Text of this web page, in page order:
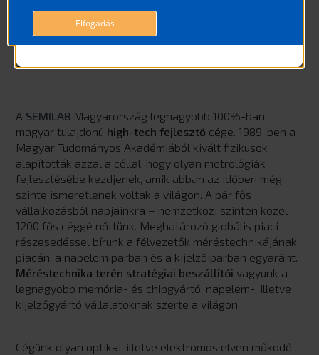
Elfogadás
KIK VAGYUNK?
A SEMILAB Magyarország legnagyobb 100%-ban
magyar tulajdonú high-tech fejlesztő cége. 1989-ben a
Magyar Tudományos Akadémiából kivált fizikusok
alapították azzal a céllal, hogy olyan metrológiák
fejlesztésébe kezdjenek, amik abban az időben még
szinte ismeretlenek voltak a világon. A pár fős
vállalkozásból napjainkra – nemzetközi szinten közel
1200 fős céggé nőttünk. Meghatározó globális piaci
részesedéssel bírunk a félvezetők méréstechnikájának
piacán, a napelemiparban és a kijelzőiparban egyaránt.
Méréstechnika terén stratégiai beszállítói vagyunk a
legnagyobb memória- és chipgyártó, napelem-, illetve
kijelzőgyártó vállalatoknak szerte a világon.
Cégünk olyan optikai, illetve elektromos elven működő